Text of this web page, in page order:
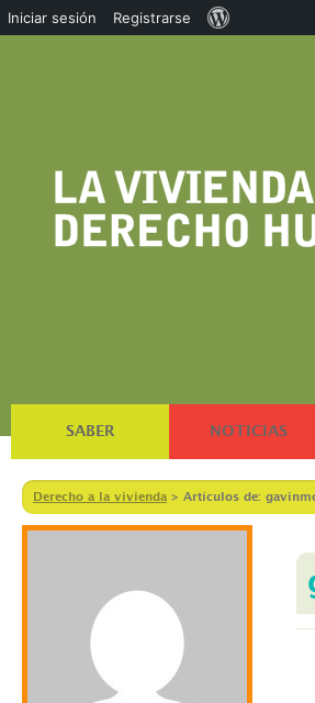
SABER NOTICIAS
Derecho a la vivienda > Artículos de:
Iniciar sesión Registrarse